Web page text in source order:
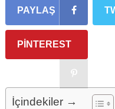
PAYLAŞ
PINTEREST
İçindekiler →